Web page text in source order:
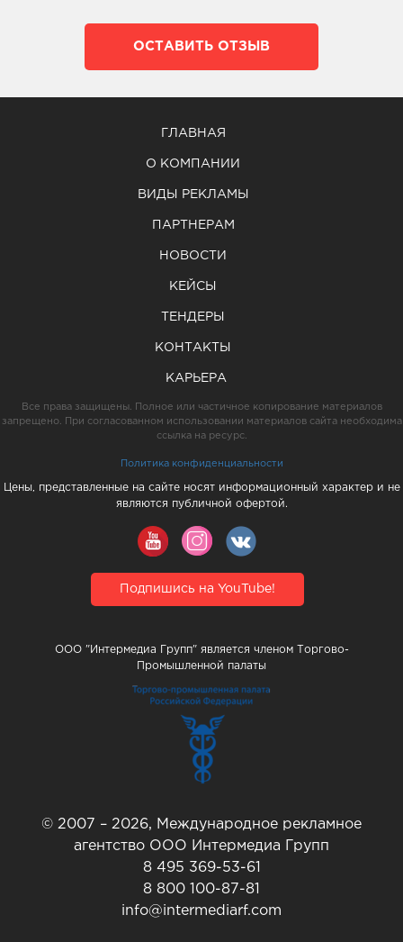
ОСТАВИТЬ ОТЗЫВ
ГЛАВНАЯ
О КОМПАНИИ
ВИДЫ РЕКЛАМЫ
ПАРТНЕРАМ
НОВОСТИ
КЕЙСЫ
ТЕНДЕРЫ
КОНТАКТЫ
КАРЬЕРА
Все права защищены. Полное или частичное копирование материалов
запрещено. При согласованном использовании материалов сайта необходима
ссылка на ресурс.
Политика конфиденциальности
Цены, представленные на сайте носят информационный характер и не
являются публичной офертой.
Подпишись на YouTube!
ООО "Интермедиа Групп" является членом Торгово-
Промышленной палаты
© 2007 – 2026, Международное рекламное
агентство ООО Интермедиа Групп
8 495 369-53-61
8 800 100-87-81
info@intermediarf.com